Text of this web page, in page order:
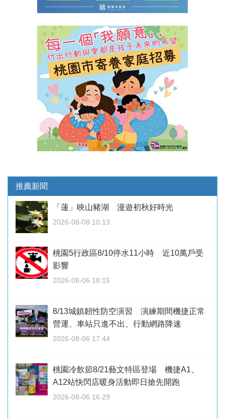
推薦新聞
「蓮」映山豬湖 漫遊初秋好時光
2026-08-08 10:13
桃園5行政區8/10停水11小時 近10萬戶受
影響
2026-08-06 18:15
8/13城鎮韌性防空演習 演練期間機捷正常
營運、車站只進不出、行動網路降速
2026-08-06 17:44
桃園冷飲節8/21藝文特區登場 機捷A1、
A12站快閃店暖身活動即日搶先開跑
2026-08-06 16:29